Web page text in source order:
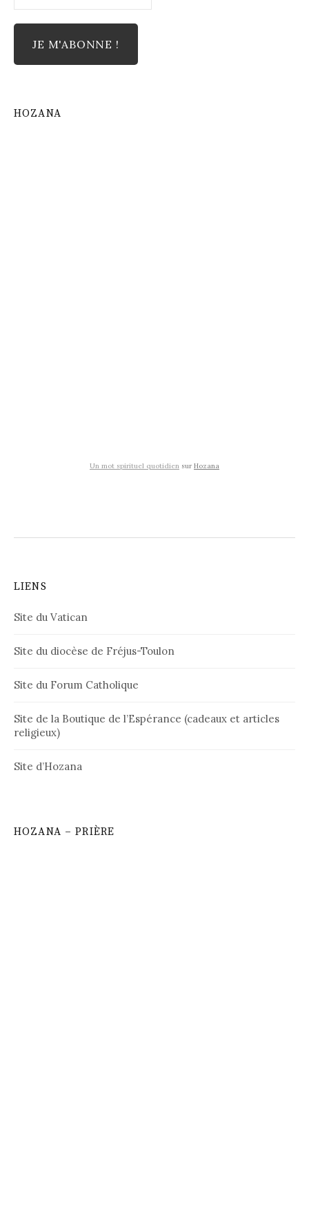
HOZANA
Un mot spirituel quotidien surHozana
LIENS
Site du Vatican
Site du diocèse de Fréjus-Toulon
Site du Forum Catholique
Site de la Boutique de l’Espérance (cadeaux et articles
religieux)
Site d’Hozana
HOZANA – PRIÈRE